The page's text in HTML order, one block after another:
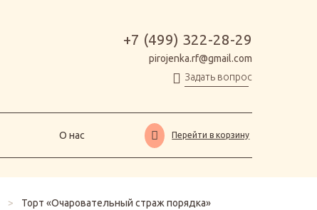
+7 (499) 322-28-29
pirojenka.rf@gmail.com
Задать вопрос
О нас Перейти в корзину
> Торт «Очаровательный страж порядка»